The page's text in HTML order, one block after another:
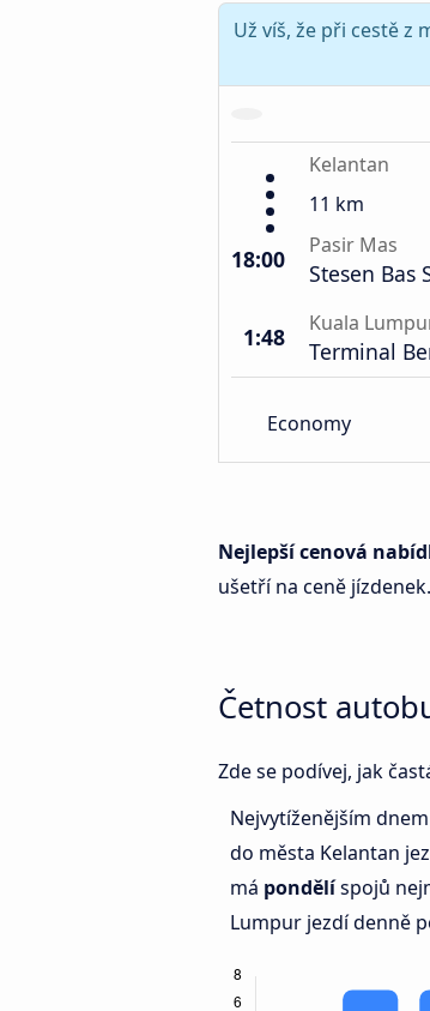
Už víš, že při cestě z
Kelantan
11 km
18:00 Pasir Mas
Stesen Bas
1:48 Kuala
Terminal
Economy
Nejlepší cenová
ušetří na ceně jízdenek.
Četnost
Zde se podívej, jak
Nejvytíženějším
do města Kelantan
má pondělíspojů
Lumpur jezdí denně